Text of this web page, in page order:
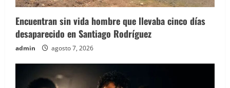
Encuentran sin vida hombre que llevaba cinco días
desaparecido en Santiago Rodríguez
admin agosto 7, 2026